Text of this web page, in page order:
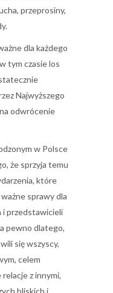
przeprosiny,
dla każdego
tym czasie los
Najwyższego
odwrócenie
w Polsce
że sprzyja temu
które
sprawy dla
i przedstawicieli
pewno dlatego,
się wszyscy,
celem
z innymi,
bliskich i